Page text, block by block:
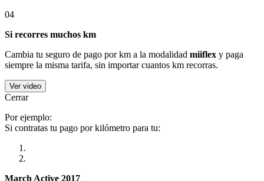
04
Si recorres muchos km
Cambia tu seguro de pago por km a la modalidad miiflex y paga
siempre la misma tarifa, sin importar cuantos km recorras.
Ver video
Cerrar
Por ejemplo:
Si contratas tu pago por kilómetro para tu:
March Active 2017